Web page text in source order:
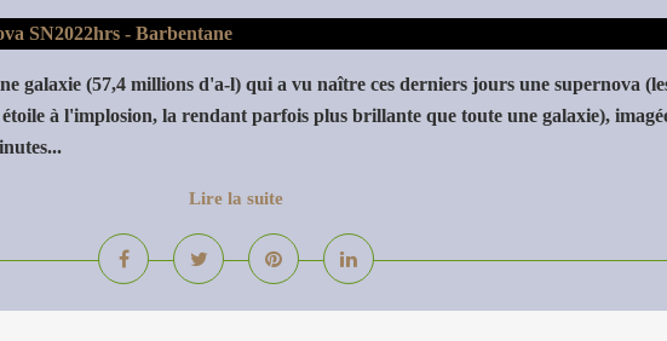
galaxie (57,4 millions d'a-l) qui a vu naître ces derniers jours une supernova
à l'implosion, la rendant parfois plus brillante que toute une galaxie),
Lire la suite